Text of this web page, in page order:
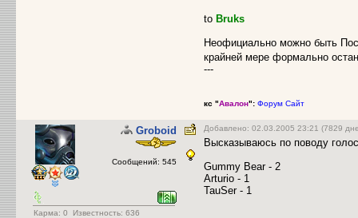
to Bruks
Неофициально можно быть
крайней мере формально
---
кс "Авалон": Форум Сайт
Groboid
Сообщений: 545
Карма: 0 Известность: 636
Добавлено: 02.03.2005 23:21 (7829
Высказываюсь по поводу
Gummy Bear - 2
Arturio - 1
TauSer - 1